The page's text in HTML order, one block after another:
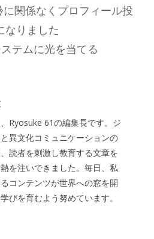
関係なくプロフィール投
なりました
テムに光を当てる
Ryosuke 61の編集長です。ジ
異文化コミュニケーションの
読者を刺激し教育する文章を
を注いできました。毎日、私
コンテンツが世界への窓を開
びを育むよう努めています。